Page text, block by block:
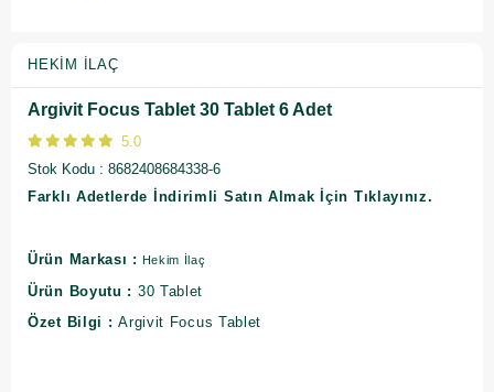
HEKIM İLAÇ
Argivit Focus Tablet 30 Tablet 6 Adet
5.0
Stok Kodu
8682408684338-6
Farklı Adetlerde İndirimli Satın Almak İçin Tıklayınız.
Ürün Markası : Hekim İlaç
Ürün Boyutu : 30 Tablet
Özet Bilgi :Argivit Focus Tablet